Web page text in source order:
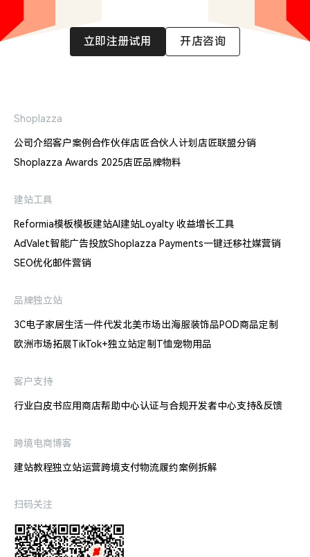
立即注册试用 开店咨询
Shoplazza
公司介绍客户案例 合作伙伴店匠合伙人计划 店匠联盟分销
Shoplazza Awards 2025店匠品牌物料
建站工具
Reformia模板模板建站AI建站Loyalty 收益增长工具
AdValet智能广告投放Shoplazza Payments一键迁移社媒营销
SEO优化邮件营销
品牌独立站
3C电子家居生活一件代发北美市场出海服装饰品POD商品定制
欧洲市场拓展TikTok+独立站定制T恤宠物用品
客户支持
行业白皮书应用商店帮助中心认证与合规开发者中心支持&反馈
跨境电商博客
建站教程独立站运营跨境支付物流履约案例拆解
扫码关注